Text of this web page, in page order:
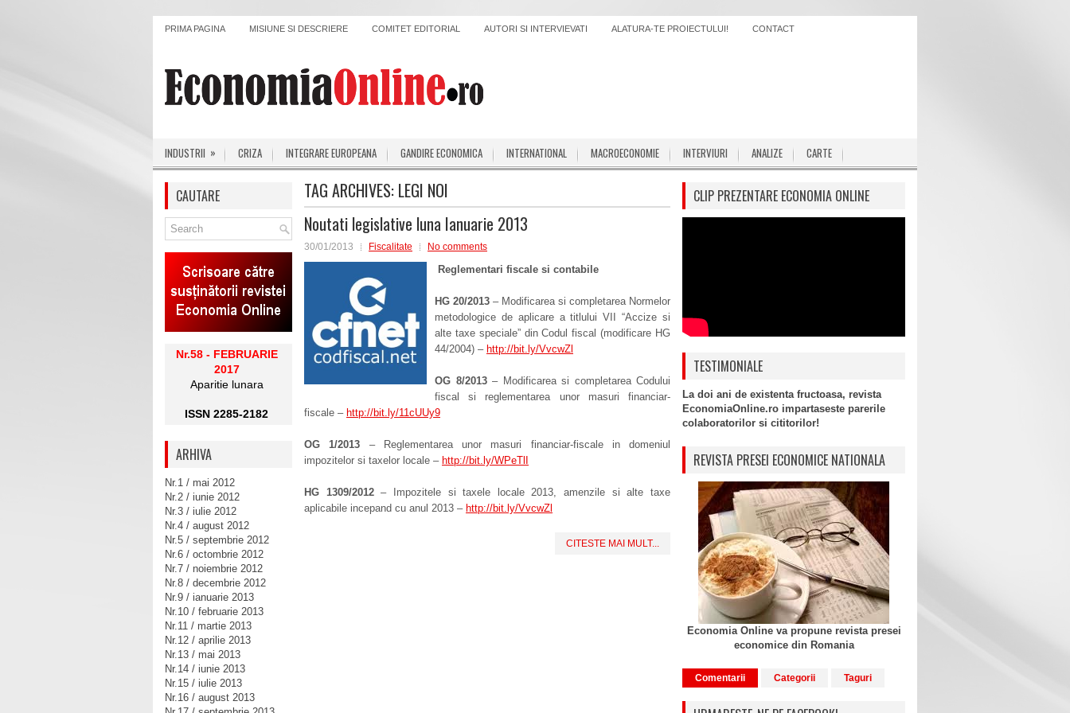
PRIMA PAGINA MISIUNE SI DESCRIERE COMITET EDITORIAL AUTORI SI INTERVIEVATI ALATURA-TE PROIECTULUI! CONTACT
INDUSTRII » CRIZA INTEGRARE EUROPEANA GANDIRE ECONOMICA INTERNATIONAL MACROECONOMIE INTERVIURI ANALIZE CARTE
TAG ARCHIVES: LEGI NOI
Noutati legislative luna Ianuarie 2013
30/01/2013 Fiscalitate No comments
Reglementari fiscale si contabile
HG 20/2013 – Modificarea si completarea Normelor
metodologice de aplicare a titlului VII “Accize si
alte taxe speciale” din Codul fiscal (modificare HG
44/2004) – http://bit.ly/VvcwZl
OG 8/2013– Modificarea si completarea Codului
fiscal si reglementarea unor masuri financiar-
fiscale – http://bit.ly/11cUUy9
OG 1/2013 – Reglementarea unor masuri financiar-fiscale in domeniul
impozitelor si taxelor locale – http://bit.ly/WPeTlI
HG 1309/2012– Impozitele si taxele locale 2013, amenzile si alte taxe
aplicabile incepand cu anul 2013 – http://bit.ly/VvcwZl
CITESTE MAI MULT...
CAUTARE
Nr.58 - FEBRUARIE
2017
Aparitie lunara
ISSN 2285-2182
ARHIVA
Nr.1 / mai 2012
Nr.2 / iunie 2012
Nr.3 / iulie 2012
Nr.4 / august 2012
Nr.5 / septembrie 2012
Nr.6 / octombrie 2012
Nr.7 / noiembrie 2012
Nr.8 / decembrie 2012
Nr.9 / ianuarie 2013
Nr.10 / februarie 2013
Nr.11 / martie 2013
Nr.12 / aprilie 2013
Nr.13 / mai 2013
Nr.14 / iunie 2013
Nr.15 / iulie 2013
Nr.16 / august 2013
CLIP PREZENTARE ECONOMIA ONLINE
TESTIMONIALE
La doi ani de existenta fructoasa, revista
EconomiaOnline.ro impartaseste parerile
colaboratorilor si cititorilor!
REVISTA PRESEI ECONOMICE NATIONALA
Economia Online va propune revista presei
economice din Romania
Comentarii Categorii Taguri